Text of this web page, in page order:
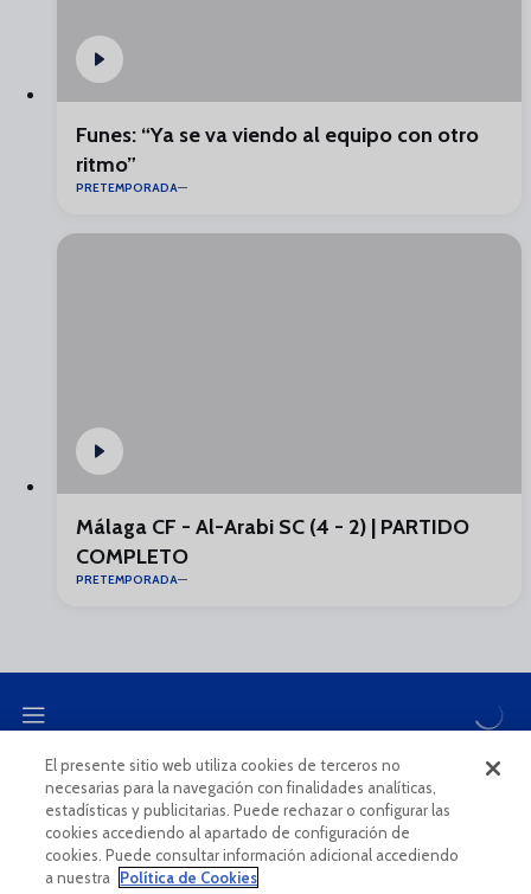
Funes: “Ya se va viendo al equipo con otro
ritmo”
PRETEMPORADA
Málaga CF - Al-Arabi SC (4 - 2) | PARTIDO
COMPLETO
PRETEMPORADA
CANAL ÉTICO
El presente sitio web utiliza cookies de terceros no
necesarias para la navegación con finalidades analíticas,
estadísticas y publicitarias. Puede rechazar o configurar las
cookies accediendo al apartado de configuración de
cookies. Puede consultar información adicional accediendo
a nuestra
Política de Cookies